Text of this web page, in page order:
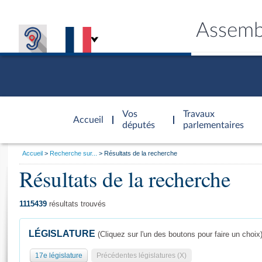
Accueil
d'accueil
Vos
députés
Travaux
parlementaires
Général
Vous
Accueil Recherche sur... Résultats de la recherche
Résultats de la recherche
1115439 résultats trouvés
LÉGISLATURE (Cliquez sur l'un des boutons pour faire un choix)
17e législature Précédentes législatures (X)